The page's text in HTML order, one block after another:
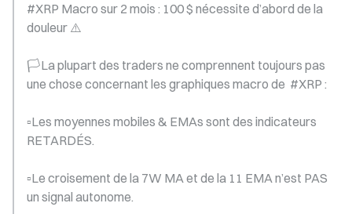
#XRP Macro sur 2 mois : 100 $ nécessite d’abord de la
douleur ⚠️
🏳️La plupart des traders ne comprennent toujours pas
une chose concernant les graphiques macro de  #XRP :
▫️Les moyennes mobiles & EMAs sont des indicateurs
RETARDÉS.
▫️Le croisement de la 7W MA et de la 11 EMA n’est PAS
un signal autonome.